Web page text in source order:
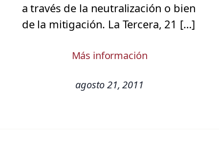
a través de la neutralización o bien
de la mitigación. La Tercera, 21 […]
Más información
agosto 21, 2011